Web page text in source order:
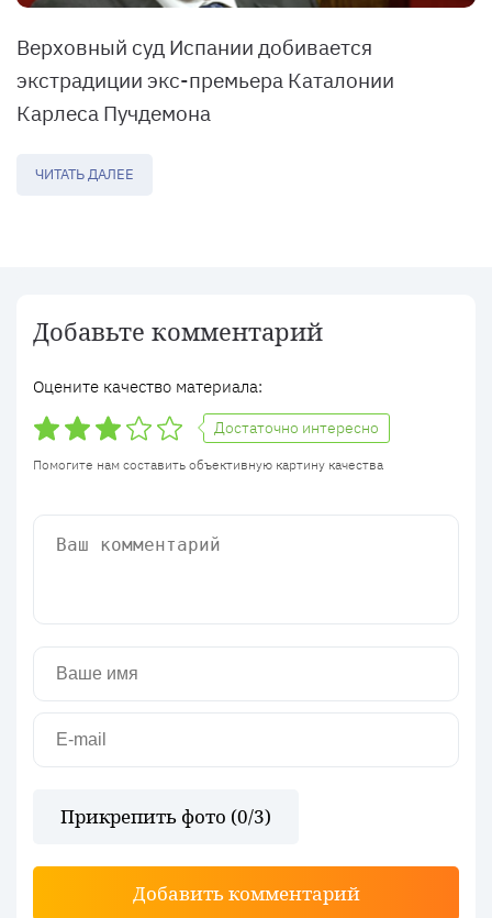
Верховный суд Испании добивается
экстрадиции экс-премьера Каталонии
Карлеса Пучдемона
ЧИТАТЬ ДАЛЕЕ
Добавьте комментарий
Оцените качество материала:
Достаточно интересно
Помогите нам составить объективную картину качества
Прикрепить фото (0/3)
Добавить комментарий